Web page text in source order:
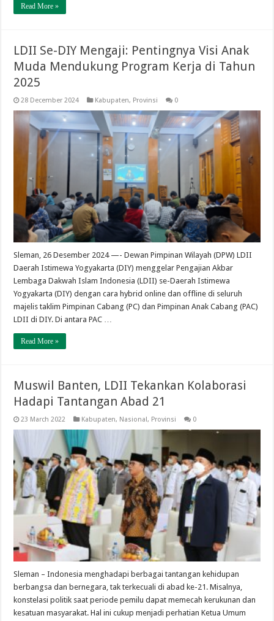
Read More »
LDII Se-DIY Mengaji: Pentingnya Visi Anak
Muda Mendukung Program Kerja di Tahun
2025
28 December 2024 Kabupaten, Provinsi 0
Sleman, 26 Desember 2024 —- Dewan Pimpinan Wilayah (DPW) LDII
Daerah Istimewa Yogyakarta (DIY) menggelar Pengajian Akbar
Lembaga Dakwah Islam Indonesia (LDII) se-Daerah Istimewa
Yogyakarta (DIY) dengan cara hybrid online dan offline di seluruh
majelis taklim Pimpinan Cabang (PC) dan Pimpinan Anak Cabang (PAC)
LDII di DIY. Di antara PAC …
Read More »
Muswil Banten, LDII Tekankan Kolaborasi
Hadapi Tantangan Abad 21
23 March 2022 Kabupaten, Nasional, Provinsi 0
Sleman – Indonesia menghadapi berbagai tantangan kehidupan
berbangsa dan bernegara, tak terkecuali di abad ke-21. Misalnya,
konstelasi politik saat periode pemilu dapat memecah kerukunan dan
kesatuan masyarakat. Hal ini cukup menjadi perhatian Ketua Umum